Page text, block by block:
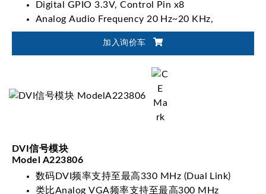
Digital GPIO 3.3V, Control Pin x8
Analog Audio Frequency 20 Hz~20 KHz,
1Hz/step
加入询价车
DVI信号模块
Model A223806
数码DVI频率支持至最高330 MHz (Dual Link)
类比Analog VGA频率支持至最高300 MHz